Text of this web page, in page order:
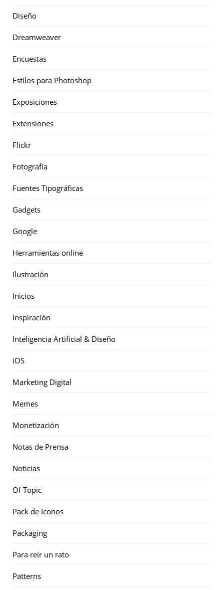
Diseño
Dreamweaver
Encuestas
Estilos para Photoshop
Exposiciones
Extensiones
Flickr
Fotografía
Fuentes Tipográficas
Gadgets
Google
Herramientas online
Ilustración
Inicios
Inspiración
Inteligencia Artificial & Diseño
iOS
Marketing Digital
Memes
Monetización
Notas de Prensa
Noticias
Of Topic
Pack de Iconos
Packaging
Para reir un rato
Patterns